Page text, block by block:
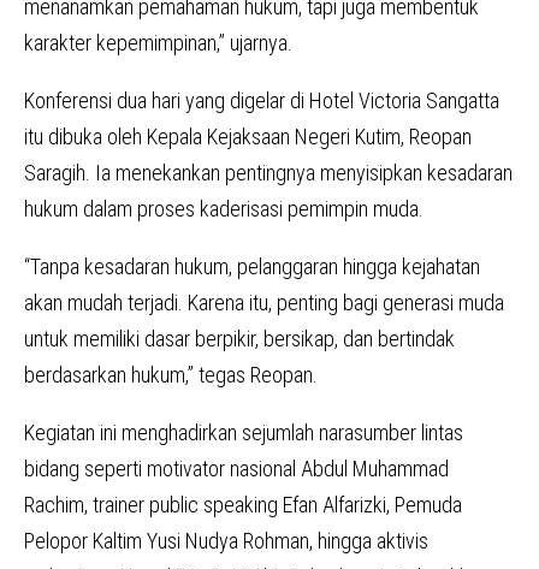
menanamkan pemahaman hukum, tapi juga membentuk
karakter kepemimpinan,” ujarnya.
Konferensi dua hari yang digelar di Hotel Victoria Sangatta
itu dibuka oleh Kepala Kejaksaan Negeri Kutim, Reopan
Saragih. Ia menekankan pentingnya menyisipkan kesadaran
hukum dalam proses kaderisasi pemimpin muda.
“Tanpa kesadaran hukum, pelanggaran hingga kejahatan
akan mudah terjadi. Karena itu, penting bagi generasi muda
untuk memiliki dasar berpikir, bersikap, dan bertindak
berdasarkan hukum,” tegas Reopan.
Kegiatan ini menghadirkan sejumlah narasumber lintas
bidang seperti motivator nasional Abdul Muhammad
Rachim, trainer public speaking Efan Alfarizki, Pemuda
Pelopor Kaltim Yusi Nudya Rohman, hingga aktivis